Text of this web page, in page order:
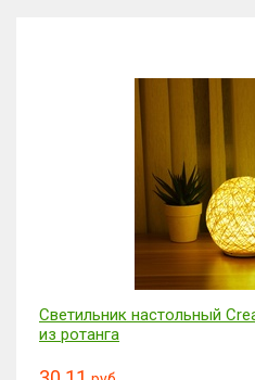
Светильник настольный
из ротанга